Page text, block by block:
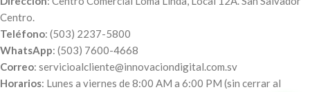
Centro.
Teléfono: (503) 2237-5800
WhatsApp: (503) 7600-4668
Correo: servicioalcliente@innovaciondigital.com.sv
Horarios: Lunes a viernes de 8:00 AM a 6:00 PM (sin cerrar al